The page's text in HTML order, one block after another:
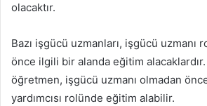
olacaktır.
Bazı işgücü uzmanları, işgücü uzmanı
önce ilgili bir alanda eğitim
öğretmen, işgücü uzmanı olmadan
yardımcısı rolünde eğitim alabilir.